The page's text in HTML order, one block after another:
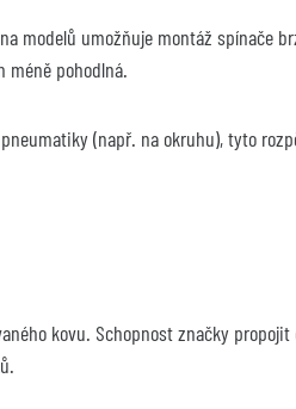
modelů umožňuje montáž spínače
méně pohodlná.
(např. na okruhu), tyto
kovu. Schopnost značky